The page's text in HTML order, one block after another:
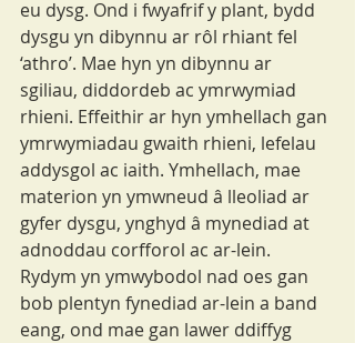
eu dysg. Ond i fwyafrif y plant, bydd
dysgu yn dibynnu ar rôl rhiant fel
‘athro’. Mae hyn yn dibynnu ar
sgiliau, diddordeb ac ymrwymiad
rhieni. Effeithir ar hyn ymhellach gan
ymrwymiadau gwaith rhieni, lefelau
addysgol ac iaith. Ymhellach, mae
materion yn ymwneud â lleoliad ar
gyfer dysgu, ynghyd â mynediad at
adnoddau corfforol ac ar-lein.
Rydym yn ymwybodol nad oes gan
bob plentyn fynediad ar-lein a band
eang, ond mae gan lawer ddiffyg